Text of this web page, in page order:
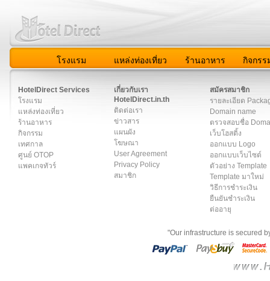
โรงแรม แหล่งท่องเที่ยว ร้านอาหาร กิจกรร
HotelDirect Services
โรงแรม
แหล่งท่องเที่ยว
ร้านอาหาร
กิจกรรม
เทศกาล
ศูนย์ OTOP
แพคเกจทัวร์
เกี่ยวกับเรา
HotelDirect.in.th
ติดต่อเรา
ข่าวสาร
แผนผัง
โฆษณา
User Agreement
Privacy Policy
สมาชิก
สมัครสมาชิก
รายละเอียด
Domain name
ตรวจสอบชื่อ
เว็บโฮสติ้ง
ออกแบบ Logo
ออกแบบเว็บไซต์
ตัวอย่าง Template
Template มาใหม่
วิธีการชำระเงิน
ยืนยันชำระเงิน
ต่ออายุ
"Our infrastructure is secured